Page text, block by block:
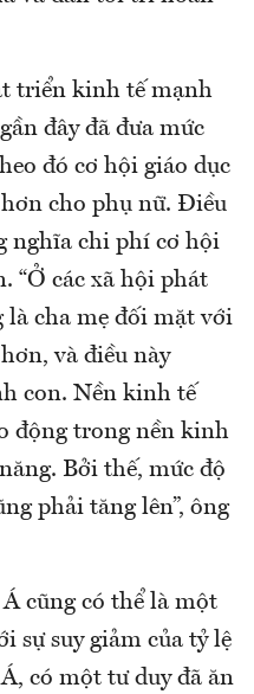
triển kinh tế mạnh
đây đã đưa mức
đó cơ hội giáo dục
cho phụ nữ. Điều
nghĩa chi phí cơ hội
“Ở các xã hội phát
cha mẹ đối mặt với
và điều này
con. Nền kinh tế
động trong nền kinh
Bởi thế, mức độ
phải tăng lên”, ông
cũng có thể là một
sự suy giảm của tỷ lệ
có một tư duy đã ăn